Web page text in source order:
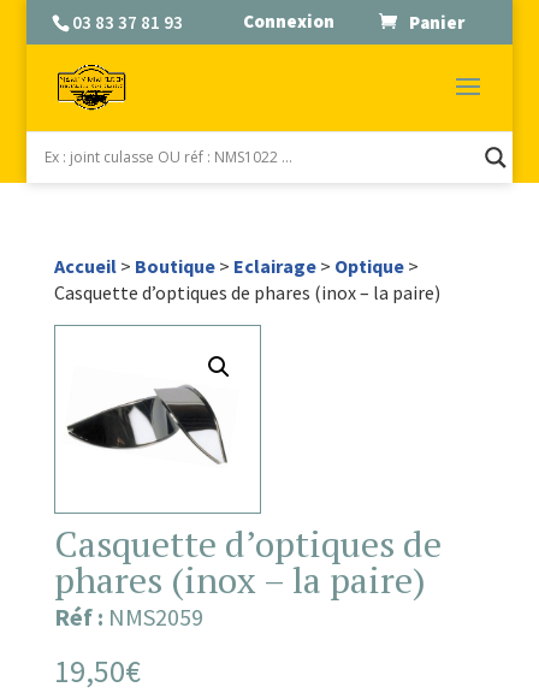
03 83 37 81 93 Connexion Panier
Accueil> Boutique> Eclairage> Optique>
Casquette d’optiques de phares (inox – la paire)
Casquette d’optiques de
phares (inox – la paire)
Réf : NMS2059
19,50€